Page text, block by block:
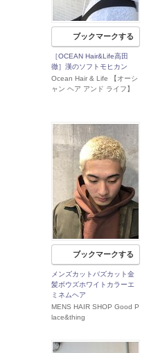
ブックマークする
［OCEAN Hair&Life高田
徹］漢のソフトモヒカン
Ocean Hair & Life 【オーシ
ャン ヘア アンド ライフ】
ブックマークする
メンズカットバズカット金
髪ボウズホワイトカラーエ
ミネムヘア
MENS HAIR SHOP Good P
lace&thing